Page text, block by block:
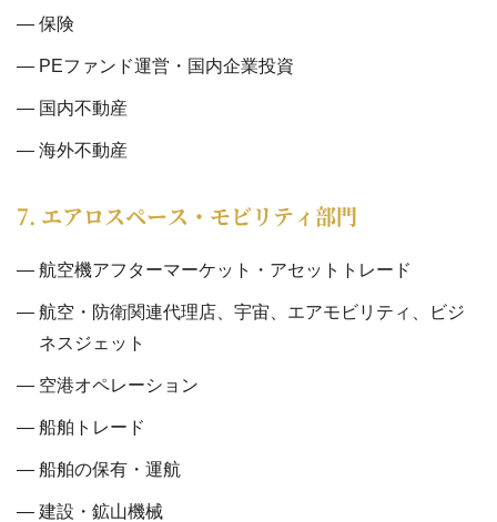
保険
PEファンド運営・国内企業投資
国内不動産
海外不動産
7. エアロスペース・モビリティ部門
航空機アフターマーケット・アセットトレード
航空・防衛関連代理店、宇宙、エアモビリティ、ビジ
ネスジェット
空港オペレーション
船舶トレード
船舶の保有・運航
建設・鉱山機械